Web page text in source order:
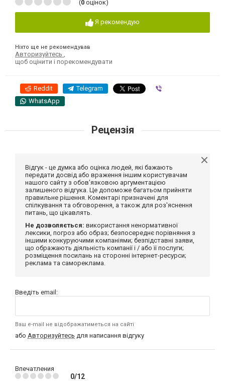
(0 оцінок)
Я рекомендую
Ніхто ще не рекомендував
Авторизуйтесь
щоб оцінити і порекомендувати
Reddit Telegram
WhatsApp
Рецензія
Відгук - це думка або оцінка людей, які бажають
передати досвід або враження іншим користувачам
нашого сайту з обов'язковою аргументацією
залишеного відгука. Це допоможе багатьом прийняти
правильне рішення. Коментарі призначені для
спілкування та обговорення, а також для роз'яснення
питань, що цікавлять.
Не дозволяється: використання ненормативної
лексики, погроз або образ; безпосереднє порівняння з
іншими конкуруючими компаніями; безпідставні заяви,
що ображають діяльність компанії і / або її послуги;
розміщення посилань на сторонні інтернет-ресурси;
реклама та самореклама.
Введіть email:
Ваш e-mail не відображатиметься на сайті
або Авторизуйтесь для написання відгуку
Впечатления
0/12